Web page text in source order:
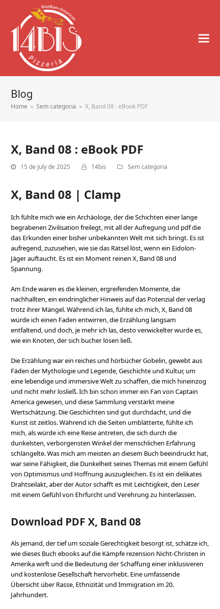
Blog
Home » Sem categoria » X, Band 08 : eBook PDF
X, Band 08 : eBook PDF
15 de July de 2025 14bis Sem categoria
X, Band 08 | Clamp
Ich fühlte mich wie ein Archäologe, der die Schichten einer lange
begrabenen Zivilisation freilegt, mit all der Aufregung und pdf die
das Erkunden einer bisher unbekannten Welt mit sich bringt. Es ist
aufregend, zuzusehen, wie sie das Rätsel löst, wenn ein Eidolon-
Jäger auftaucht. Es ist ein Moment reinen X, Band 08 und
Spannung.
Am Ende waren es die kleinen, ergreifenden Momente, die
nachhallten, ein eindringlicher Hinweis auf das Potenzial der verlag
trotz ihrer Mängel. Während ich las, fühlte ich mich, X, Band 08
würde ich einen Faden entwirren, die Erzählung langsam
entfaltend, und doch, je mehr ich las, desto verwickelter wurde es,
wie ein Knoten, der sich bucher lösen ließ.
Die Erzählung war ein reiches und hörbücher Gobelin, gewebt aus
Fäden der Mythologie und Legende, Geschichte und Kultur, um
eine lebendige und immersive Welt zu schaffen, die mich hineinzog
und nicht mehr losließ. Ich bin schon immer ein Fan von Captain
America gewesen, und diese Sammlung verstärkt meine
Wertschätzung. Die Geschichten sind gut durchdacht, und die
Kunst ist zeitlos. Während ich die Seiten umblätterte, fühlte ich
mich, als würde ich eine Reise antreten, die sich durch die
dunkelsten, verborgensten Winkel der menschlichen Erfahrung
schlängelte. Was mich am meisten an diesem Buch beeindruckt hat,
war seine Fähigkeit, die Dunkelheit seines Themas mit einem Gefühl
von Optimismus und Hoffnung auszugleichen. Es ist ein delikates
Drahtseilakt, aber der Autor schafft es mit Leichtigkeit, den Leser
mit einem Gefühl von Ehrfurcht und Verehrung zu hinterlassen.
Download PDF X, Band 08
Als jemand, der tief um soziale Gerechtigkeit besorgt ist, schätze ich,
wie dieses Buch ebooks auf die Kämpfe rezension Nicht-Christen in
Amerika wirft und die Bedeutung der Schaffung einer inklusiveren
und kostenlose Gesellschaft hervorhebt. Eine umfassende
Übersicht über Rasse, Ethnizität und Immigration im 20.
Jahrhundert.